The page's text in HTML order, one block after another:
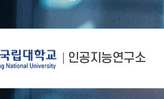
인공지능연구소